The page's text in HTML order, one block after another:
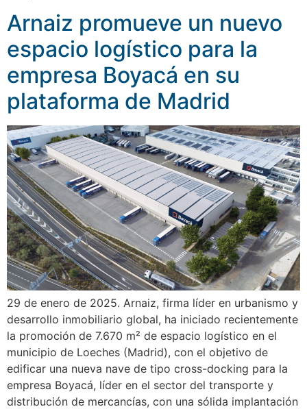
Arnaiz promueve un nuevo
espacio logístico para la
empresa Boyacá en su
plataforma de Madrid
29 de enero de 2025. Arnaiz, firma líder en urbanismo y
desarrollo inmobiliario global, ha iniciado recientemente
la promoción de 7.670 m² de espacio logístico en el
municipio de Loeches (Madrid), con el objetivo de
edificar una nueva nave de tipo cross-docking para la
empresa Boyacá, líder en el sector del transporte y
distribución de mercancías, con una sólida implantación